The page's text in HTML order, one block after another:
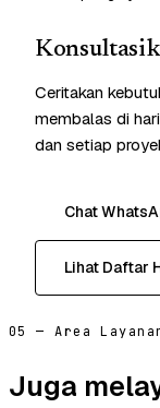
Ceritakan
membalas di
dan setiap
Chat
Lihat Daftar
05 — Area
Juga